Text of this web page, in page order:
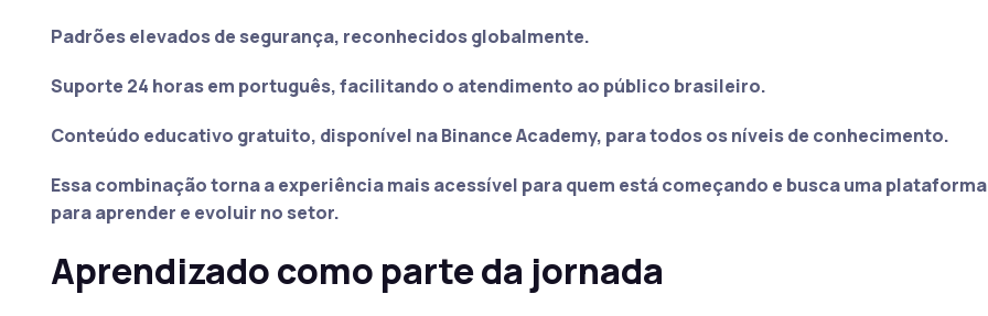
Padrões elevados de segurança, reconhecidos globalmente.
Suporte 24 horas em português, facilitando o atendimento ao público brasileiro.
Conteúdo educativo gratuito, disponível na Binance Academy, para todos os níveis de conhecimento.
Essa combinação torna a experiência mais acessível para quem está começando e busca uma
para aprender e evoluir no setor.
Aprendizado como parte da jornada